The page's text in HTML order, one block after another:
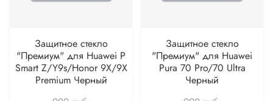
Защитное стекло
"Премиум" для Huawei P
Smart Z/Y9s/Honor 9X/9X
Premium Черный
Защитное стекло
"Премиум" для Huawei
Pura 70 Pro/70 Ultra
Черный